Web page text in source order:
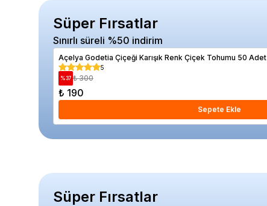
Süper Fırsatlar
Sınırlı süreli %50 indirim
Açelya Godetia Çiçeği Karışık Renk Çiçek Tohumu 50 Adet
5
%37 ₺ 300
₺ 190
Sepete Ekle
Süper Fırsatlar